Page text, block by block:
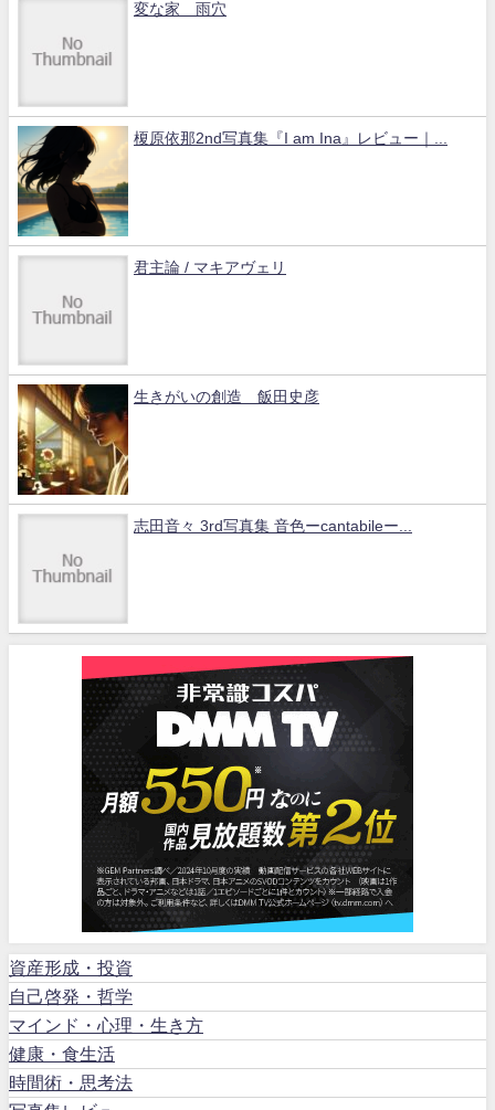
変な家 雨穴
榎原依那2nd写真集『I am Ina』レビュー｜...
君主論 / マキアヴェリ
生きがいの創造 飯田史彦
志田音々 3rd写真集 音色ーcantabileー...
資産形成・投資
自己啓発・哲学
マインド・心理・生き方
健康・食生活
時間術・思考法